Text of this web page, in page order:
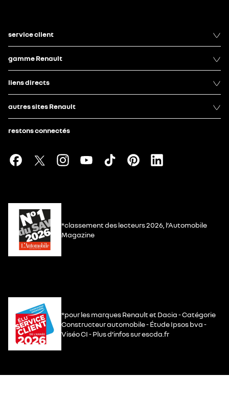
service client
gamme Renault
liens directs
autres sites Renault
restons connectés
*classement des lecteurs 2026, l’Automobile
Magazine
*pour les marques Renault et Dacia - Catégorie
Constructeur automobile - Étude Ipsos bva -
Viséo CI - Plus d’infos sur escda.fr